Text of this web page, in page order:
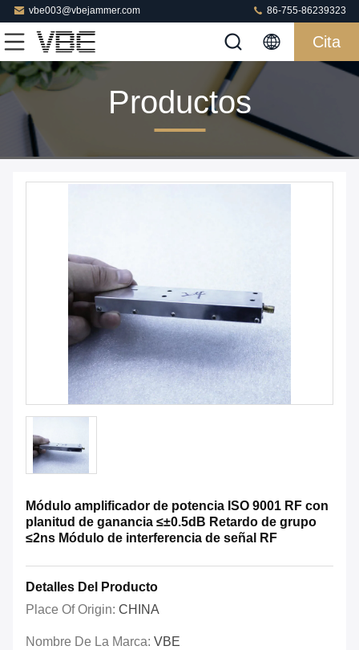
vbe003@vbejammer.com 86-755-86239323
Cita
Productos
Módulo amplificador de potencia ISO 9001 RF con
planitud de ganancia ≤±0.5dB Retardo de grupo
≤2ns Módulo de interferencia de señal RF
Detalles Del Producto
Place Of Origin: CHINA
Nombre De La Marca: VBE